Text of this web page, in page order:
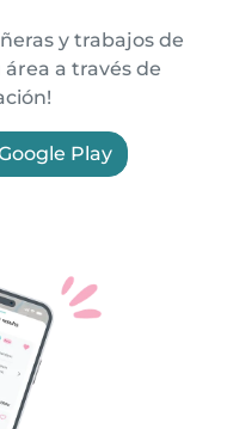
y trabajos de
a través de
Play